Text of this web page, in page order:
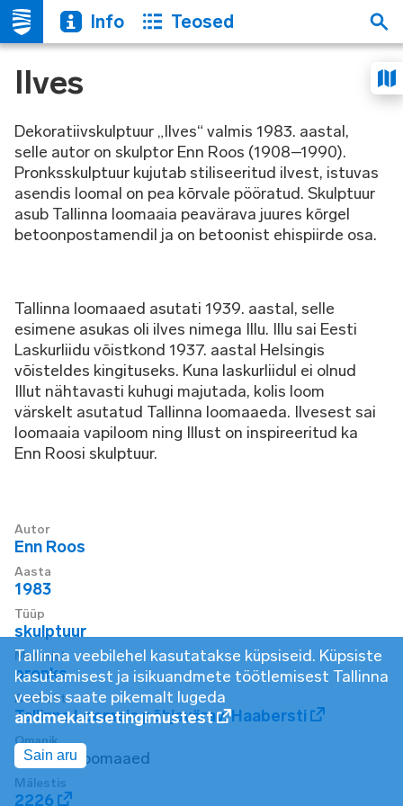
Info Teosed
Ilves
Dekoratiivskulptuur „Ilves“ valmis 1983. aastal,
selle autor on skulptor Enn Roos (1908–1990).
Pronksskulptuur kujutab stiliseeritud ilvest, istuvas
asendis loomal on pea kõrvale pööratud. Skulptuur
asub Tallinna loomaaia peavärava juures kõrgel
betoonpostamendil ja on betoonist ehispiirde osa.
Tallinna loomaaed asutati 1939. aastal, selle
esimene asukas oli ilves nimega Illu. Illu sai Eesti
Laskurliidu võistkond 1937. aastal Helsingis
võisteldes kingituseks. Kuna laskurliidul ei olnud
Illut nähtavasti kuhugi majutada, kolis loom
värskelt asutatud Tallinna loomaaeda. Ilvesest sai
loomaaia vapiloom ning Illust on inspireeritud ka
Enn Roosi skulptuur.
Autor
Enn Roos
Aasta
1983
Tüüp
skulptuur
Materjal
pronks
Asukoht
Tallinna Loomaia põhjavärav,Haabersti
Omanik
Tallinna Loomaaed
Mälestis
2226
Tallinna veebilehel kasutatakse küpsiseid. Küpsiste
kasutamisest ja isikuandmete töötlemisest Tallinna
veebis saate pikemalt lugeda
andmekaitsetingimustest
Sain aru